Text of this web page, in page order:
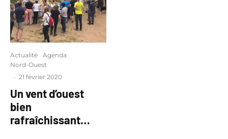
Actualité
Agenda
Nord-Ouest
· 21 février 2020
Un vent d’ouest
bien
rafraîchissant…